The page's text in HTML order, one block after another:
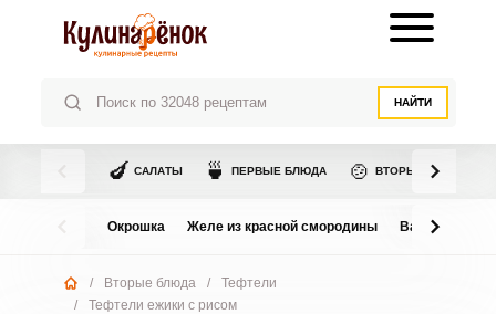
НАЙТИ
🍆 САЛАТЫ 🍵 ПЕРВЫЕ БЛЮДА 🍲 ВТОРЫЕ БЛЮДА
Окрошка Желе из красной смородины Варенье из
/ Вторые блюда /
Тефтели
/
Тефтели ежики с рисом